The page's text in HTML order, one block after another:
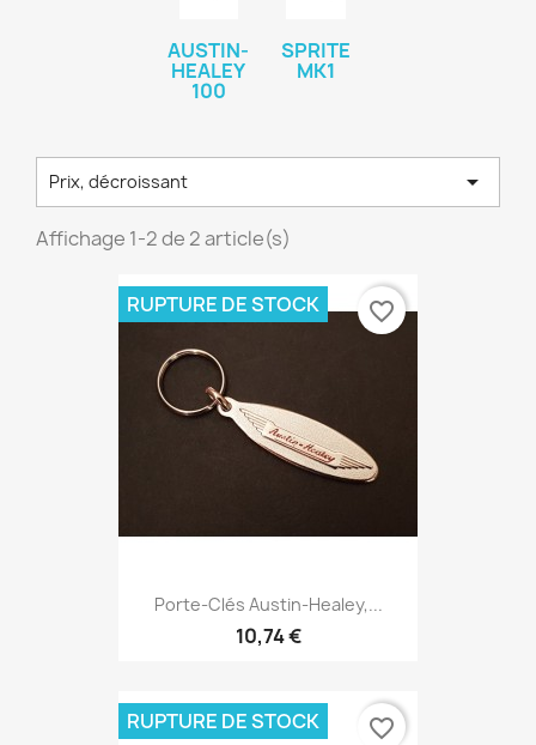
AUSTIN-
HEALEY
100
SPRITE
MK1
Prix, décroissant 
Affichage 1-2 de 2 article(s)
Porte-Clés Austin-Healey,...
10,74 €
RUPTURE DE STOCK favorite_border
RUPTURE DE STOCK favorite_border